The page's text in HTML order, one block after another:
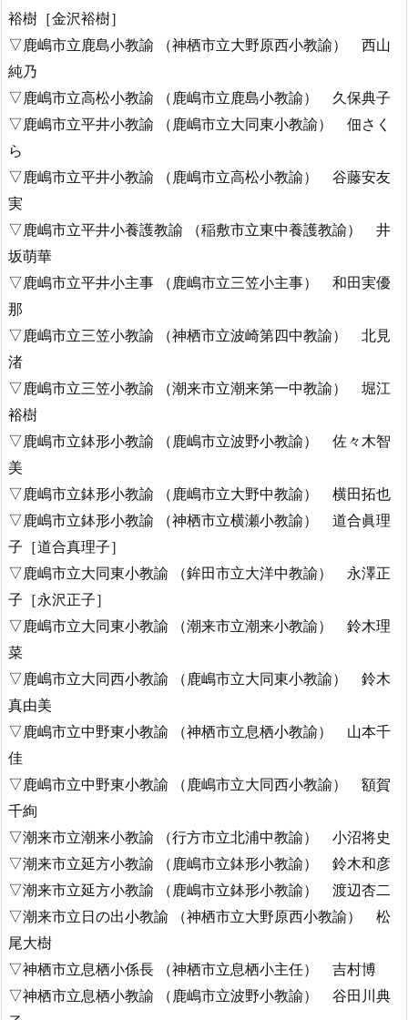
裕樹［金沢裕樹］
▽鹿嶋市立鹿島小教諭 （神栖市立大野原西小教諭） 西山
純乃
▽鹿嶋市立高松小教諭 （鹿嶋市立鹿島小教諭） 久保典子
▽鹿嶋市立平井小教諭 （鹿嶋市立大同東小教諭） 佃さく
ら
▽鹿嶋市立平井小教諭 （鹿嶋市立高松小教諭） 谷藤安友
実
▽鹿嶋市立平井小養護教諭 （稲敷市立東中養護教諭） 井
坂萌華
▽鹿嶋市立平井小主事 （鹿嶋市立三笠小主事） 和田実優
那
▽鹿嶋市立三笠小教諭 （神栖市立波崎第四中教諭） 北見
渚
▽鹿嶋市立三笠小教諭 （潮来市立潮来第一中教諭） 堀江
裕樹
▽鹿嶋市立鉢形小教諭 （鹿嶋市立波野小教諭） 佐々木智
美
▽鹿嶋市立鉢形小教諭 （鹿嶋市立大野中教諭） 横田拓也
▽鹿嶋市立鉢形小教諭 （神栖市立横瀬小教諭） 道合眞理
子［道合真理子］
▽鹿嶋市立大同東小教諭 （鉾田市立大洋中教諭） 永澤正
子［永沢正子］
▽鹿嶋市立大同東小教諭 （潮来市立潮来小教諭） 鈴木理
菜
▽鹿嶋市立大同西小教諭 （鹿嶋市立大同東小教諭） 鈴木
真由美
▽鹿嶋市立中野東小教諭 （神栖市立息栖小教諭） 山本千
佳
▽鹿嶋市立中野東小教諭 （鹿嶋市立大同西小教諭） 額賀
千絢
▽潮来市立潮来小教諭 （行方市立北浦中教諭） 小沼将史
▽潮来市立延方小教諭 （鹿嶋市立鉢形小教諭） 鈴木和彦
▽潮来市立延方小教諭 （鹿嶋市立鉢形小教諭） 渡辺杏二
▽潮来市立日の出小教諭 （神栖市立大野原西小教諭） 松
尾大樹
▽神栖市立息栖小係長 （神栖市立息栖小主任） 吉村博
▽神栖市立息栖小教諭 （鹿嶋市立波野小教諭） 谷田川典